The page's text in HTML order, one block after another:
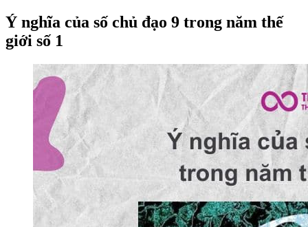
Ý nghĩa của số chủ đạo 9 trong năm thế
giới số 1